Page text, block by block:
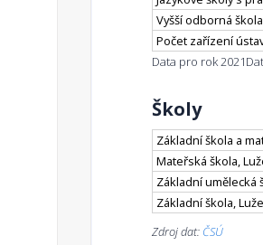
Vyšší odborná škola
Počet zařízení
Data pro rok 2021
Školy
Základní škola a
Mateřská škola,
Základní umělecká
Základní škola,
Zdroj dat: ČSÚ